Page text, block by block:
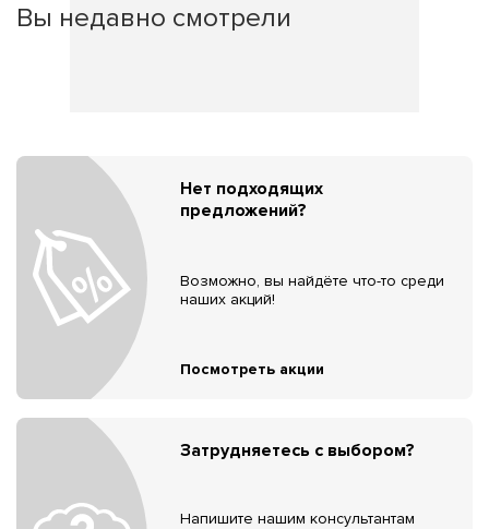
Вы недавно смотрели
Нет подходящих
предложений?
Возможно, вы найдёте что-то среди
наших акций!
Посмотреть акции
Затрудняетесь с выбором?
Напишите нашим консультантам